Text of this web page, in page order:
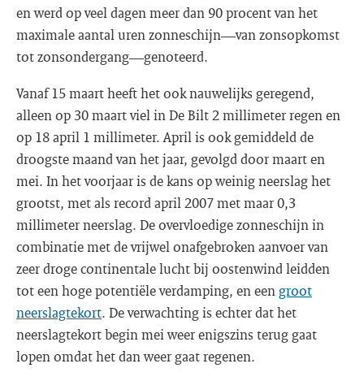
en werd op veel dagen meer dan 90 procent van het
maximale aantal uren zonneschijn—van zonsopkomst
tot zonsondergang—genoteerd.
Vanaf 15 maart heeft het ook nauwelijks geregend,
alleen op 30 maart viel in De Bilt 2 millimeter regen en
op 18 april 1 millimeter. April is ook gemiddeld de
droogste maand van het jaar, gevolgd door maart en
mei. In het voorjaar is de kans op weinig neerslag het
grootst, met als record april 2007 met maar 0,3
millimeter neerslag. De overvloedige zonneschijn in
combinatie met de vrijwel onafgebroken aanvoer van
zeer droge continentale lucht bij oostenwind leidden
tot een hoge potentiële verdamping, en een groot
neerslagtekort. De verwachting is echter dat het
neerslagtekort begin mei weer enigszins terug gaat
lopen omdat het dan weer gaat regenen.